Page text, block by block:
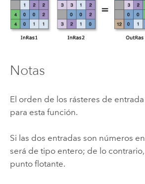
Notas
El orden de los rásteres de
para esta función.
Si las dos entradas son números
será de tipo entero; de lo
punto flotante.